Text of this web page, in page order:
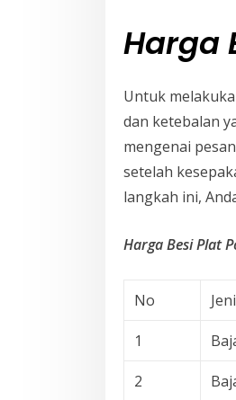
Harga
Untuk
dan ketebalan
mengenai
setelah
langkah ini,
Harga Besi Plat
No
1
2